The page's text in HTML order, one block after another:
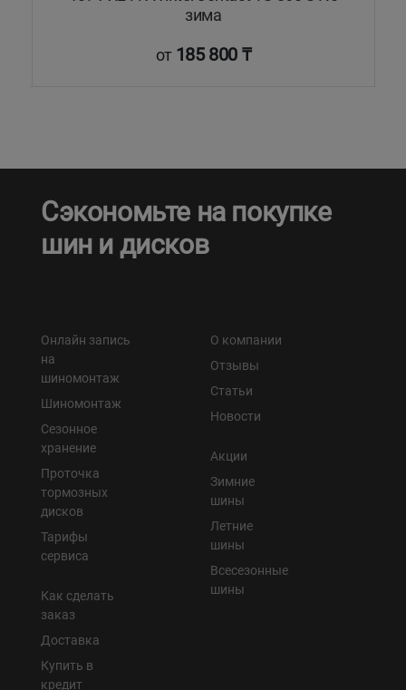
зима
от 185 800 ₸
Сэкономьте на покупке
шин и дисков
Онлайн запись
на
шиномонтаж
Шиномонтаж
Сезонное
хранение
Проточка
тормозных
дисков
Тарифы
сервиса
Как сделать
заказ
Доставка
Купить в
кредит
О компании
Отзывы
Статьи
Новости
Акции
Зимние
шины
Летние
шины
Всесезонные
шины